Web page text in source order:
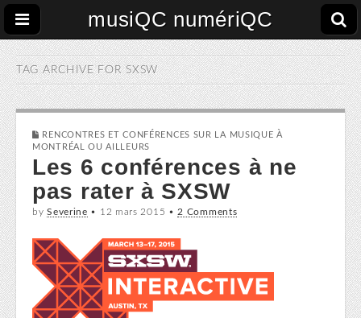
musiQC numériQC
TAG ARCHIVE FORSXSW
RENCONTRES ET CONFÉRENCES SUR LA MUSIQUE À
MONTRÉAL OU AILLEURS
Les 6 conférences à ne
pas rater à SXSW
bySeverine • 12 mars 2015 • 2 Comments